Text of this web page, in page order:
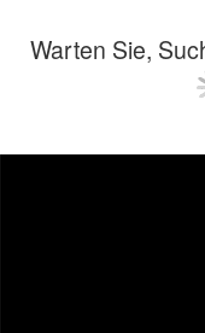
Warten Sie,